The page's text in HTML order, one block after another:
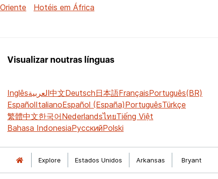
Oriente
Hotéis em África
Visualizar noutras línguas
Inglêsالعربية中文Deutsch日本語FrançaisPortuguês(BR)
EspañolItalianoEspañol (España)PortuguêsTürkçe
繁體中文한국어NederlandsไทยTiếng Việt
Bahasa IndonesiaРусскийPolski
Explore Estados Unidos Arkansas Bryant